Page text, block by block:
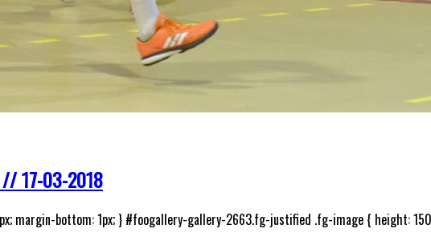
// 17-03-2018
margin-bottom: 1px; } #foogallery-gallery-2663.fg-justified .fg-image { height: